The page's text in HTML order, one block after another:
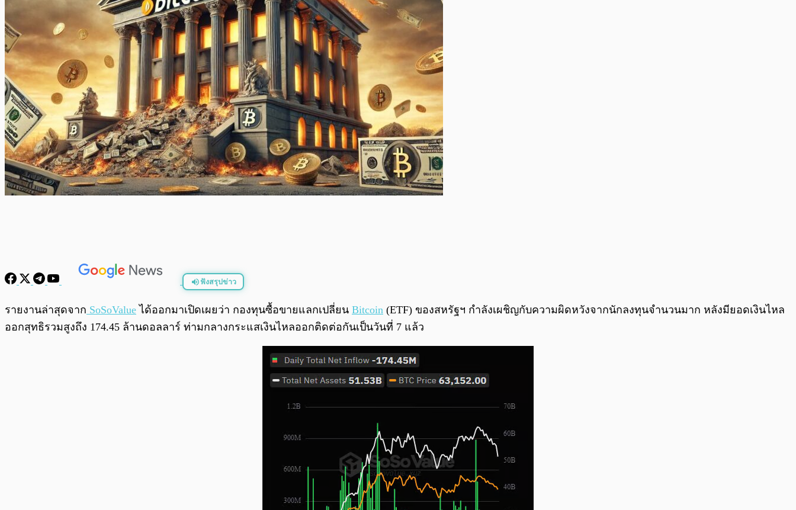
ฟังสรุปข่าว
พร้อมเล่น 0:00/
รายงานล่าสุดจาก SoSoValue ได้ออกมาเปิดเผยว่า กองทุนซื้อขายแลกเปลี่ยน Bitcoin (ETF) ของสหรัฐฯ กำลังเผชิญกับความผิดหวังจากนักลงทุนจำนวนมาก หลังมียอดเงินไหล
ออกสุทธิรวมสูงถึง 174.45 ล้านดอลลาร์ ท่ามกลางกระแสเงินไหลออกติดต่อกันเป็นวันที่ 7 แล้ว